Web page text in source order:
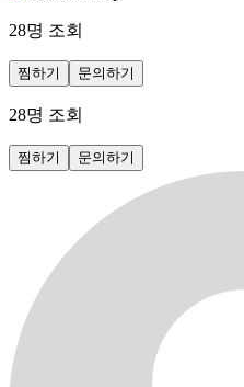
28명 조회
찜하기 문의하기
28명 조회
찜하기 문의하기